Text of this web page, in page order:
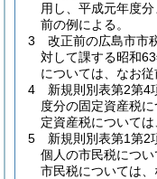
用し、平成元年度
前の例による。
3
改正前の広島市市
対して課する昭和
については、なお従
4
新規則別表第2第4
度分の固定資産税
定資産税については
5
新規則別表第1第2
個人の市民税につ
市民税については、